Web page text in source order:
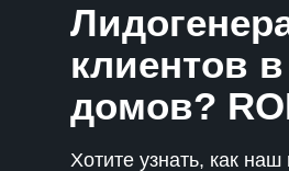
клиентов
домов?
Хотите узнать, как